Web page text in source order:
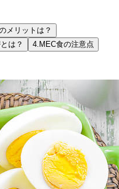
メリットは？
は？ 4. MEC食の注意点